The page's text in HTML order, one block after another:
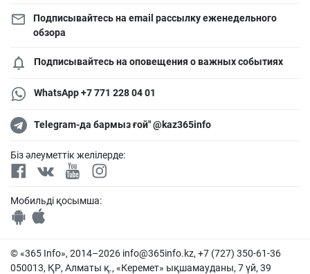
Подписывайтесь на email рассылку еженедельного
обзора
Подписывайтесь на оповещения о важных событиях
WhatsApp +7 771 228 04 01
Telegram-да бармыз ғой" @kaz365info
Біз әлеуметтік желілерде:
Мобильді қосымша:
© «365 Info», 2014–2026 info@365info.kz, +7 (727) 350-61-36
050013, ҚР, Алматы қ., «Керемет» ықшамауданы, 7 үй, 39